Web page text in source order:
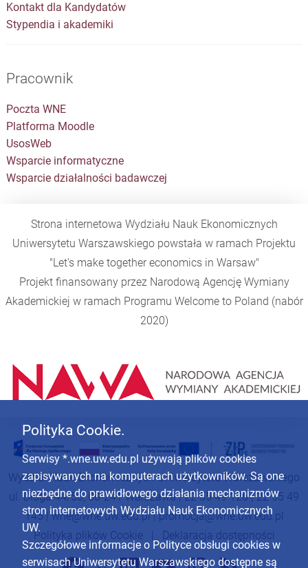
Kontakt dla Kandydatów
Stypendia i akademiki
Pracownik
Poczta WNE
Platforma Moodle
UsosWeb
Wsparcie informatyczne
Wsparcie działalności badawczej
Strona internetowa Wydziału Nauk Ekonomicznych
Uniwersytetu Warszawskiego powstała w ramach Projektu
"Let's make together economics in Warsaw"
Projekt finansowany przez Narodową Agencję Wymiany
Akademickiej w ramach Programu Welcome to Poland (nabór
2020)
Wydział Nauk Ekonomicznych Uniwersytetu Warszawskiego
ul. Długa 44/50, 00-241 Warszawa | 22 55 49 126 | 22 55 49
145 |wne@wne.uw.edu.pl|promocja@wne.uw.edu.pl
Polityka plików Cookie| Deklaracja dostępności
Polityka Cookie.
Serwisy *.wne.uw.edu.pl używają plików cookies
zapisywanych na komputerach użytkowników. Są one
niezbędne do prawidłowego działania mechanizmów
stron internetowych Wydziału Nauk Ekonomicznych
UW.
Szczegółowe informacje o Polityce obsługi cookies w
serwisach Uniwersytetu Warszawskiego dostępne są